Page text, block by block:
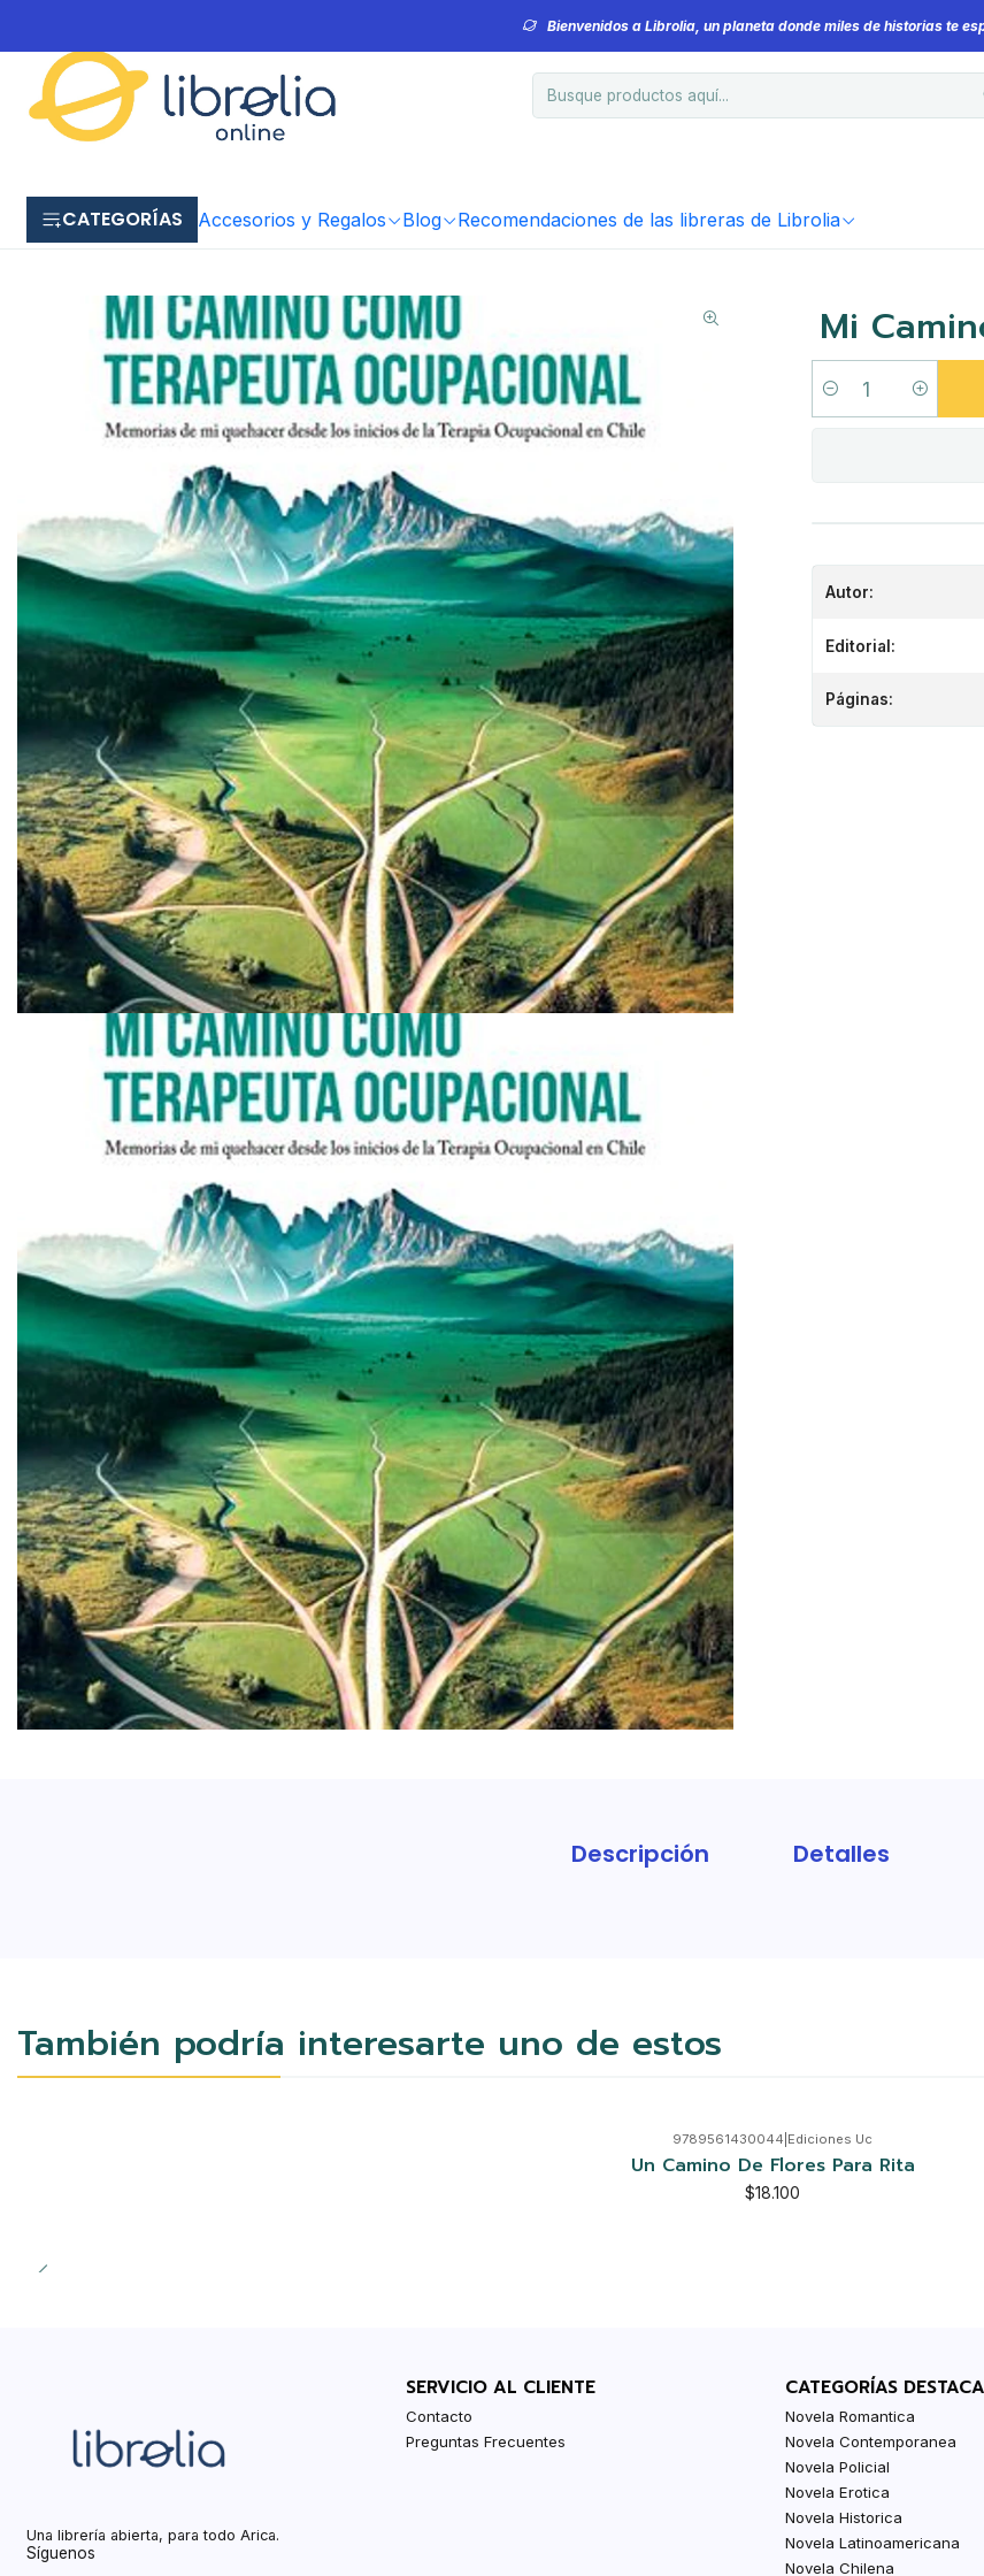
CATEGORÍAS Accesorios y Regalos Blog Recomendaciones de las libreras de Librolia
Bienvenidos a Librolia, un planeta donde miles de historias te
Mi
Cantidad
Autor:
Editorial:
Páginas:
Descripción Detalles
También podría interesarte uno de estos
9789561430044 Ediciones Uc
Un Camino De Flores Para Rita
$18.100
Una librería abierta, para todo Arica.
Síguenos
SERVICIO AL CLIENTE
Contacto
Preguntas Frecuentes
CATEGORÍAS
Novela Romantica
Novela Contemporanea
Novela Policial
Novela Erotica
Novela Historica
Novela Latinoamericana
Novela Chilena